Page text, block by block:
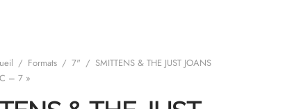
/ Formats / 7" / SMITTENS & THE JUST JOANS
– 7 »